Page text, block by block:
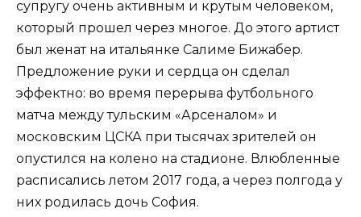
супругу очень активным и крутым человеком,
который прошел через многое. До этого артист
был женат на итальянке Салиме Бижабер.
Предложение руки и сердца он сделал
эффектно: во время перерыва футбольного
матча между тульским «Арсеналом» и
московским ЦСКА при тысячах зрителей он
опустился на колено на стадионе. Влюбленные
расписались летом 2017 года, а через полгода у
них родилась дочь София.